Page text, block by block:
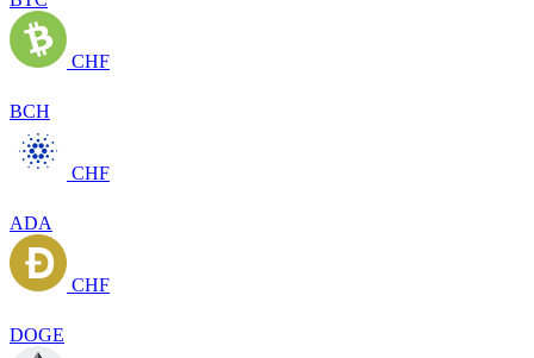
CHF
BCH
CHF
ADA
CHF
DOGE